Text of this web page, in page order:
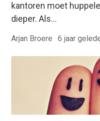
kantoren moet
dieper. Als…
Arjan Broere · 6 jaar